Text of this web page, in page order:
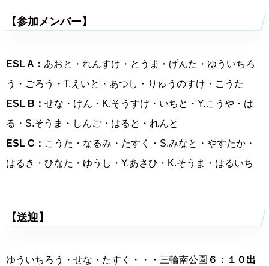
【参加メンバー】
ESL A： あおと・れんすけ・とうま・げんた・ゆういちろ
う・ごろう・T.えいと・あつし・りゅうのすけ・こうた
ESL B： せな・けん・K.そうすけ・いちと・Y.こうや・は
る・S.そうま・しんご・はると・れんと
ESL C： こうた・なるみ・たすく・S.みなと・やすたか・
はるき・ひなた・ゆうし・Y.あさひ・K.そうま・はるいち
【送迎】
ゆういちろう・せな・たすく・・・三輪南公園 ６：１０出